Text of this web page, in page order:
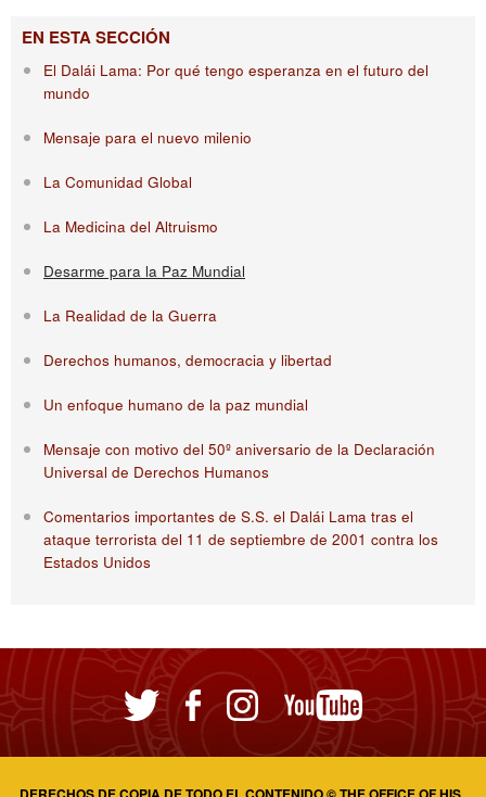
EN ESTA SECCIÓN
El Dalái Lama: Por qué tengo esperanza en el futuro del
mundo
Mensaje para el nuevo milenio
La Comunidad Global
La Medicina del Altruismo
Desarme para la Paz Mundial
La Realidad de la Guerra
Derechos humanos, democracia y libertad
Un enfoque humano de la paz mundial
Mensaje con motivo del 50º aniversario de la Declaración
Universal de Derechos Humanos
Comentarios importantes de S.S. el Dalái Lama tras el
ataque terrorista del 11 de septiembre de 2001 contra los
Estados Unidos